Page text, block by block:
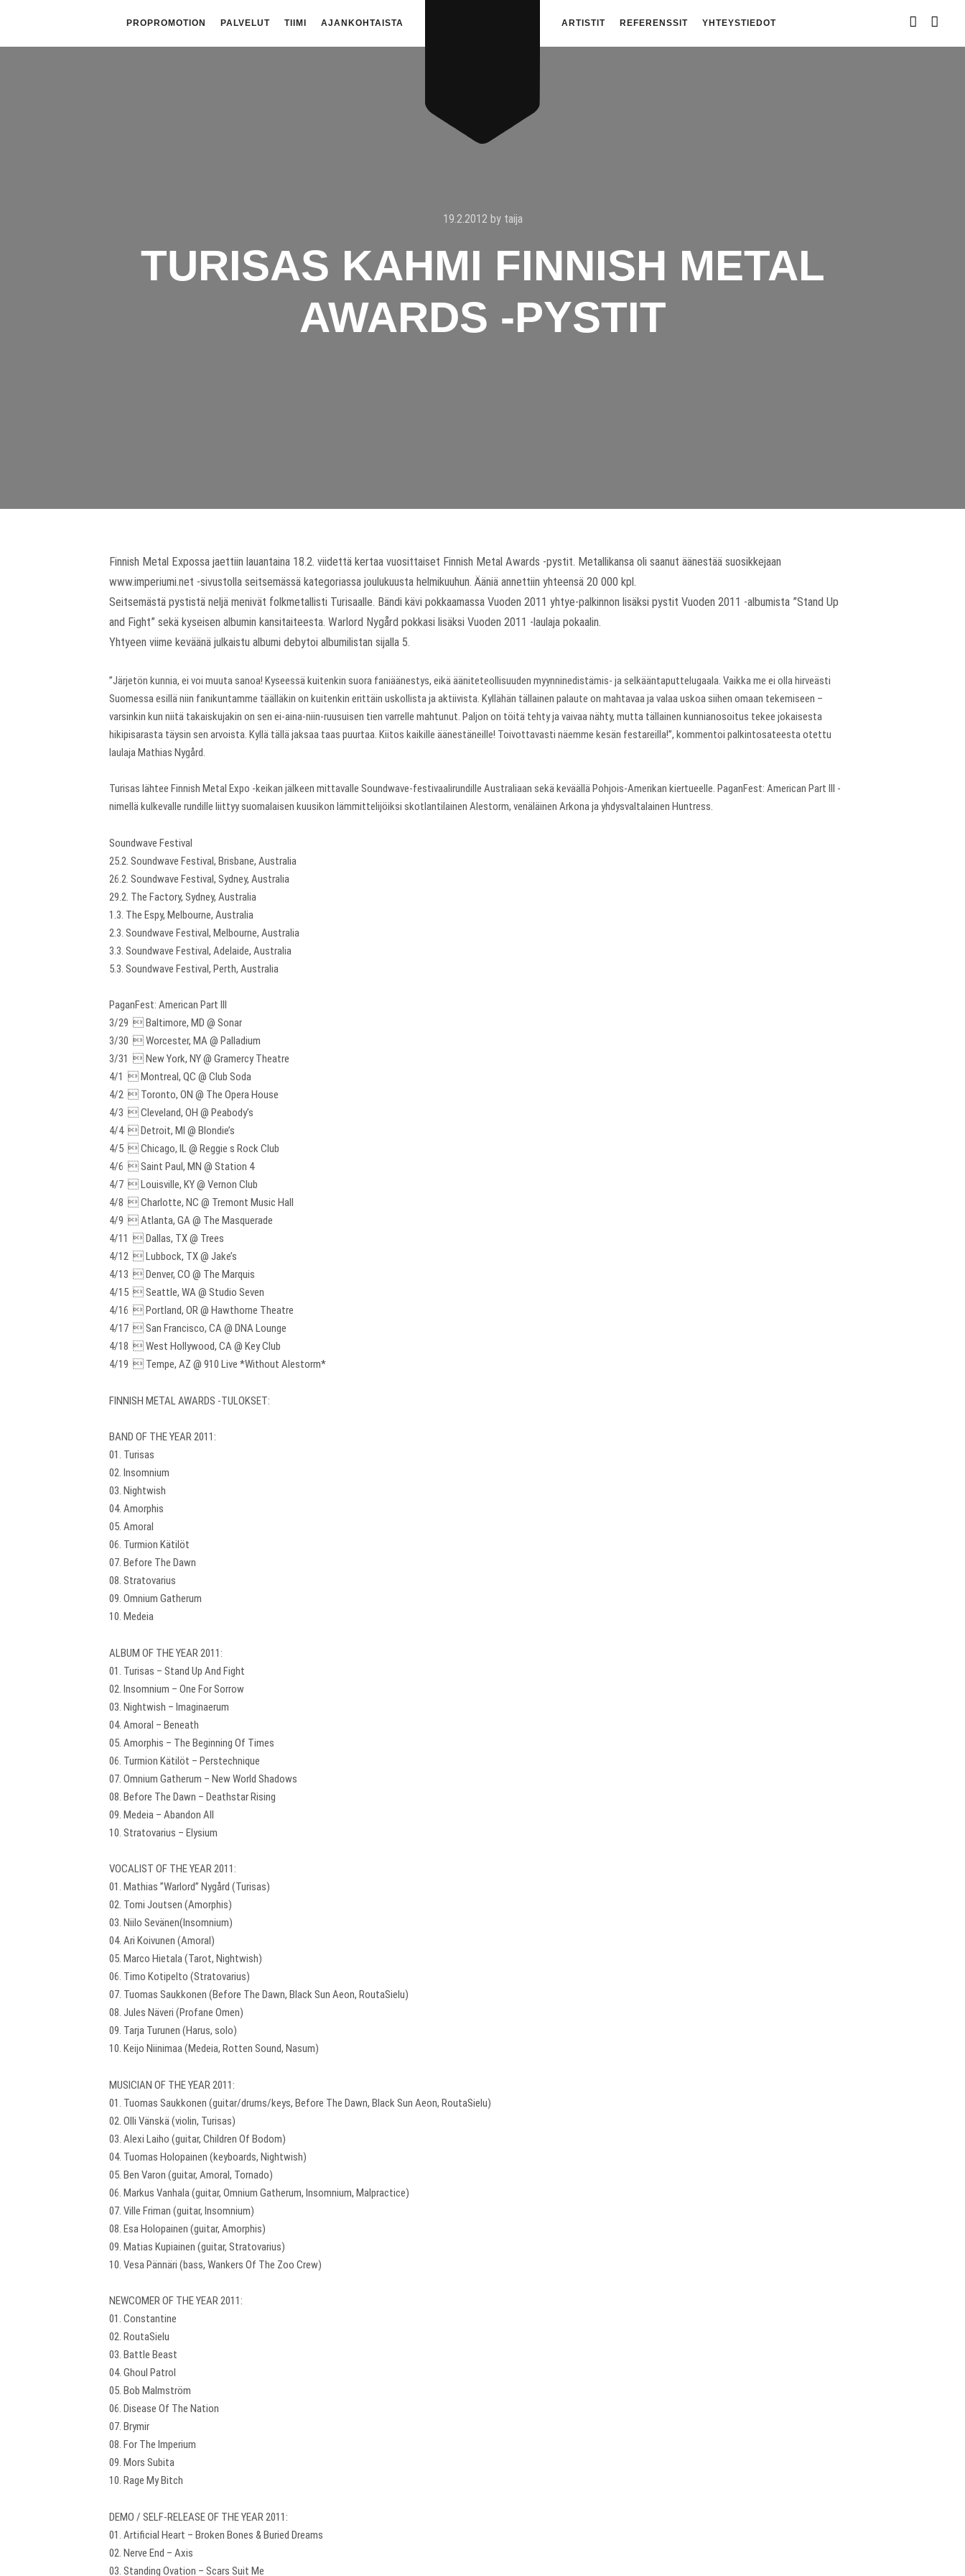
PROPROMOTION PALVELUT TIIMI AJANKOHTAISTA ARTISTIT REFERENSSIT YHTEYSTIEDOT
19.2.2012 by taija
TURISAS KAHMI FINNISH METAL
AWARDS -PYSTIT
Finnish Metal Expossa jaettiin lauantaina 18.2. viidettä kertaa vuosittaiset Finnish Metal Awards -pystit. Metallikansa oli saanut äänestää suosikkejaan
www.imperiumi.net -sivustolla seitsemässä kategoriassa joulukuusta helmikuuhun. Ääniä annettiin yhteensä 20 000 kpl.
Seitsemästä pystistä neljä menivät folkmetallisti Turisaalle. Bändi kävi pokkaamassa Vuoden 2011 yhtye-palkinnon lisäksi pystit Vuoden 2011 -albumista ”Stand Up
and Fight” sekä kyseisen albumin kansitaiteesta. Warlord Nygård pokkasi lisäksi Vuoden 2011 -laulaja pokaalin.
Yhtyeen viime keväänä julkaistu albumi debytoi albumilistan sijalla 5.
”Järjetön kunnia, ei voi muuta sanoa! Kyseessä kuitenkin suora faniäänestys, eikä ääniteteollisuuden myynninedistämis- ja selkääntaputtelugaala. Vaikka me ei olla hirveästi
Suomessa esillä niin fanikuntamme täälläkin on kuitenkin erittäin uskollista ja aktiivista. Kyllähän tällainen palaute on mahtavaa ja valaa uskoa siihen omaan tekemiseen –
varsinkin kun niitä takaiskujakin on sen ei-aina-niin-ruusuisen tien varrelle mahtunut. Paljon on töitä tehty ja vaivaa nähty, mutta tällainen kunnianosoitus tekee jokaisesta
hikipisarasta täysin sen arvoista. Kyllä tällä jaksaa taas puurtaa. Kiitos kaikille äänestäneille! Toivottavasti näemme kesän festareilla!”, kommentoi palkintosateesta otettu
laulaja Mathias Nygård.
Turisas lähtee Finnish Metal Expo -keikan jälkeen mittavalle Soundwave-festivaalirundille Australiaan sekä keväällä Pohjois-Amerikan kiertueelle. PaganFest: American Part III -
nimellä kulkevalle rundille liittyy suomalaisen kuusikon lämmittelijöiksi skotlantilainen Alestorm, venäläinen Arkona ja yhdysvaltalainen Huntress.
Soundwave Festival
25.2. Soundwave Festival, Brisbane, Australia
26.2. Soundwave Festival, Sydney, Australia
29.2. The Factory, Sydney, Australia
1.3. The Espy, Melbourne, Australia
2.3. Soundwave Festival, Melbourne, Australia
3.3. Soundwave Festival, Adelaide, Australia
5.3. Soundwave Festival, Perth, Australia
PaganFest: American Part III
3/29  Baltimore, MD @ Sonar
3/30  Worcester, MA @ Palladium
3/31  New York, NY @ Gramercy Theatre
4/1  Montreal, QC @ Club Soda
4/2  Toronto, ON @ The Opera House
4/3  Cleveland, OH @ Peabody’s
4/4  Detroit, MI @ Blondie’s
4/5  Chicago, IL @ Reggie s Rock Club
4/6  Saint Paul, MN @ Station 4
4/7  Louisville, KY @ Vernon Club
4/8  Charlotte, NC @ Tremont Music Hall
4/9  Atlanta, GA @ The Masquerade
4/11  Dallas, TX @ Trees
4/12  Lubbock, TX @ Jake’s
4/13  Denver, CO @ The Marquis
4/15  Seattle, WA @ Studio Seven
4/16  Portland, OR @ Hawthorne Theatre
4/17  San Francisco, CA @ DNA Lounge
4/18  West Hollywood, CA @ Key Club
4/19  Tempe, AZ @ 910 Live *Without Alestorm*
FINNISH METAL AWARDS -TULOKSET:
BAND OF THE YEAR 2011:
01. Turisas
02. Insomnium
03. Nightwish
04. Amorphis
05. Amoral
06. Turmion Kätilöt
07. Before The Dawn
08. Stratovarius
09. Omnium Gatherum
10. Medeia
ALBUM OF THE YEAR 2011:
01. Turisas – Stand Up And Fight
02. Insomnium – One For Sorrow
03. Nightwish – Imaginaerum
04. Amoral – Beneath
05. Amorphis – The Beginning Of Times
06. Turmion Kätilöt – Perstechnique
07. Omnium Gatherum – New World Shadows
08. Before The Dawn – Deathstar Rising
09. Medeia – Abandon All
10. Stratovarius – Elysium
VOCALIST OF THE YEAR 2011:
01. Mathias ”Warlord” Nygård (Turisas)
02. Tomi Joutsen (Amorphis)
03. Niilo Sevänen(Insomnium)
04. Ari Koivunen (Amoral)
05. Marco Hietala (Tarot, Nightwish)
06. Timo Kotipelto (Stratovarius)
07. Tuomas Saukkonen (Before The Dawn, Black Sun Aeon, RoutaSielu)
08. Jules Näveri (Profane Omen)
09. Tarja Turunen (Harus, solo)
10. Keijo Niinimaa (Medeia, Rotten Sound, Nasum)
MUSICIAN OF THE YEAR 2011:
01. Tuomas Saukkonen (guitar/drums/keys, Before The Dawn, Black Sun Aeon, RoutaSielu)
02. Olli Vänskä (violin, Turisas)
03. Alexi Laiho (guitar, Children Of Bodom)
04. Tuomas Holopainen (keyboards, Nightwish)
05. Ben Varon (guitar, Amoral, Tornado)
06. Markus Vanhala (guitar, Omnium Gatherum, Insomnium, Malpractice)
07. Ville Friman (guitar, Insomnium)
08. Esa Holopainen (guitar, Amorphis)
09. Matias Kupiainen (guitar, Stratovarius)
10. Vesa Pännäri (bass, Wankers Of The Zoo Crew)
NEWCOMER OF THE YEAR 2011:
01. Constantine
02. RoutaSielu
03. Battle Beast
04. Ghoul Patrol
05. Bob Malmström
06. Disease Of The Nation
07. Brymir
08. For The Imperium
09. Mors Subita
10. Rage My Bitch
DEMO / SELF-RELEASE OF THE YEAR 2011:
01. Artificial Heart – Broken Bones & Buried Dreams
02. Nerve End – Axis
03. Standing Ovation – Scars Suit Me